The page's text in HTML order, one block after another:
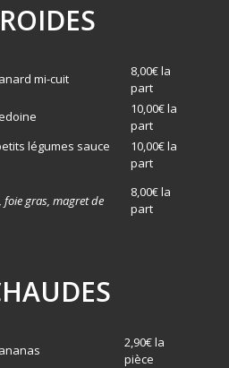
mi-cuit
8,00€ la
part
10,00€ la
part
légumes sauce
10,00€ la
part
foie gras, magret de
8,00€ la
part
2,90€ la
pièce